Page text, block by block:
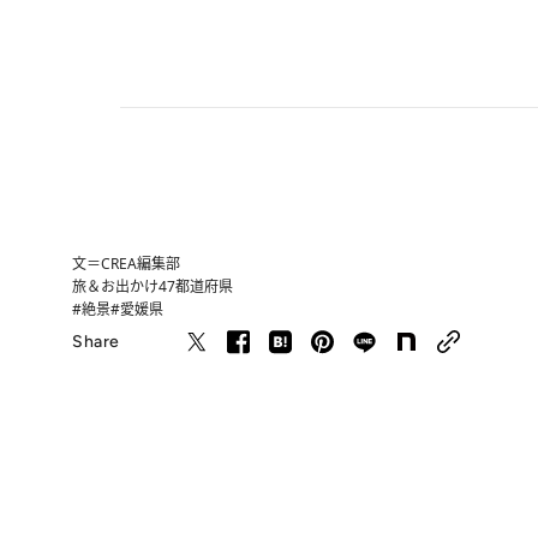
文＝CREA編集部
旅＆お出かけ47都道府県
#絶景#愛媛県
Share